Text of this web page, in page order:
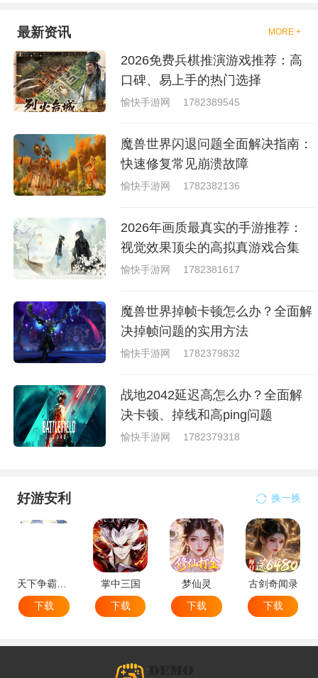
够去进行体验的，我们也是能够
就是收集了一些有意思的拳击游
戏，相信你们一定会喜欢的。
最新资讯 MORE +
2026免费兵棋推演游戏推荐：高
口碑、易上手的热门选择
愉快手游网 1782389545
魔兽世界闪退问题全面解决指南：
快速修复常见崩溃故障
愉快手游网 1782382136
2026年画质最真实的手游推荐：
视觉效果顶尖的高拟真游戏合集
愉快手游网 1782381617
魔兽世界掉帧卡顿怎么办？全面解
决掉帧问题的实用方法
愉快手游网 1782379832
战地2042延迟高怎么办？全面解
决卡顿、掉线和高ping问题
愉快手游网 1782379318
好游安利 换一换
天下争霸三国志
下载
掌中三国
下载
梦仙灵
下载
古剑奇闻录
下载